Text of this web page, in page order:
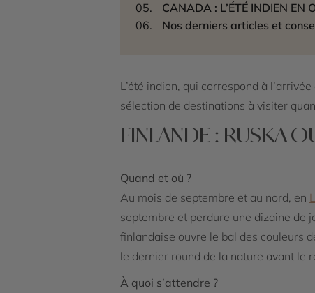
CANADA : L’ÉTÉ INDIEN EN
Nos derniers articles et
L’été indien, qui correspond à l’arrivée
sélection de destinations à visiter
FINLANDE : RUSKA
Quand et où ?
Au mois de septembre et au nord, en
septembre et perdure une dizaine de
finlandaise ouvre le bal des couleurs
le dernier round de la nature avant le
À quoi s’attendre ?